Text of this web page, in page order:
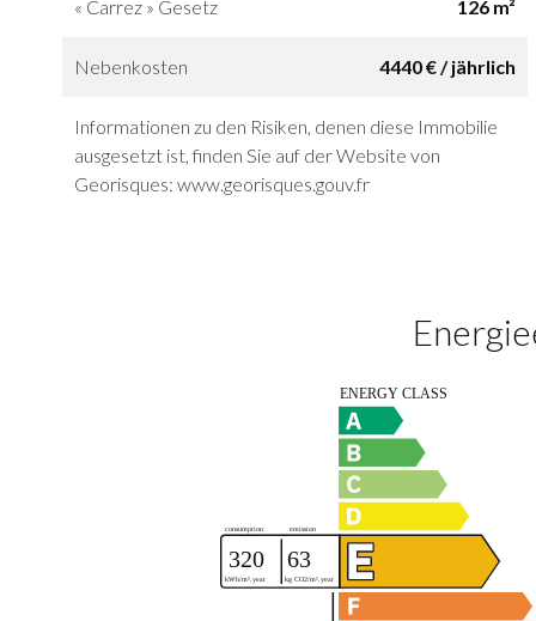
« Carrez » Gesetz 126 m²
Nebenkosten 4440 € / jährlich
Informationen zu den Risiken, denen diese Immobilie
ausgesetzt ist, finden Sie auf der Website von
Georisques: www.georisques.gouv.fr